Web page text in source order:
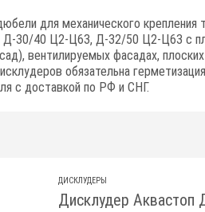
для механического крепления
30/40 Ц2-Ц63, Д-32/50 Ц2-Ц63 с
вентилируемых фасадах,
обязательна
с доставкой по РФ и СНГ.
ДИСКЛУДЕРЫ
Дисклудер